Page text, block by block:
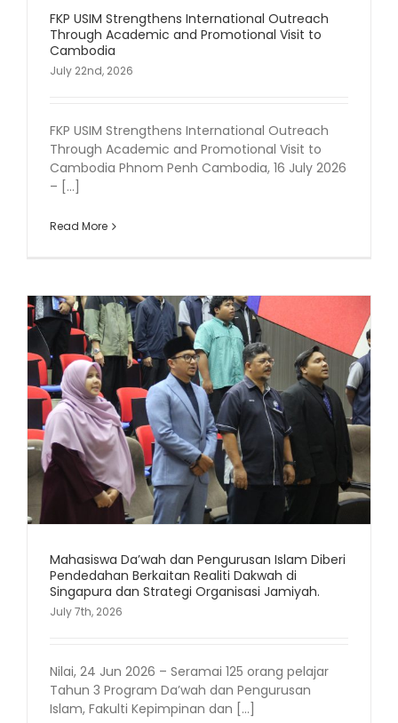
FKP USIM Strengthens International Outreach
Through Academic and Promotional Visit to
Cambodia
July 22nd, 2026
FKP USIM Strengthens International Outreach
Through Academic and Promotional Visit to
Cambodia Phnom Penh Cambodia, 16 July 2026
– [...]
Read More
Mahasiswa Da’wah dan Pengurusan Islam Diberi
Pendedahan Berkaitan Realiti Dakwah di
Singapura dan Strategi Organisasi Jamiyah.
July 7th, 2026
Nilai, 24 Jun 2026 – Seramai 125 orang pelajar
Tahun 3 Program Da’wah dan Pengurusan
Islam, Fakulti Kepimpinan dan [...]